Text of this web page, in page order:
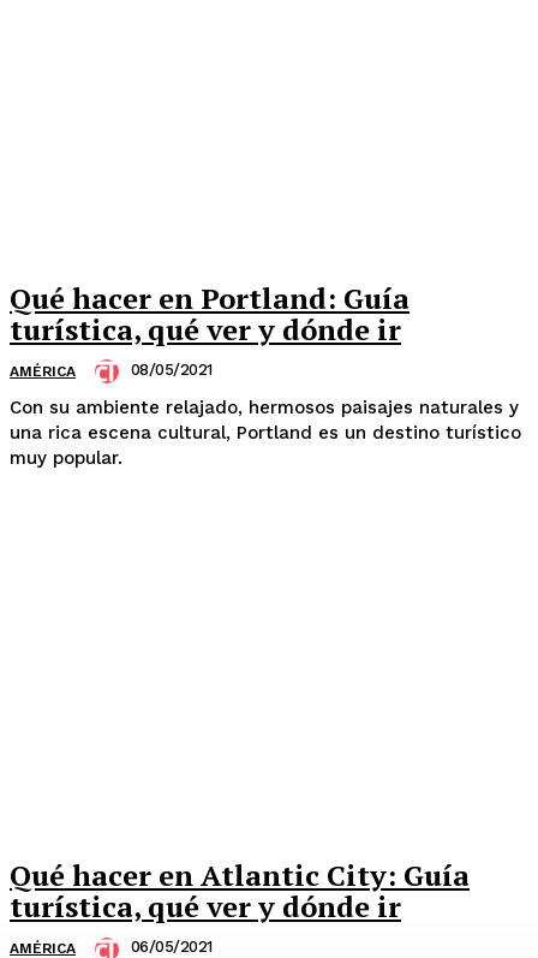
Qué hacer en Portland: Guía
turística, qué ver y dónde ir
AMÉRICA 08/05/2021
Con su ambiente relajado, hermosos paisajes naturales y
una rica escena cultural, Portland es un destino turístico
muy popular.
Qué hacer en Atlantic City: Guía
turística, qué ver y dónde ir
AMÉRICA 06/05/2021